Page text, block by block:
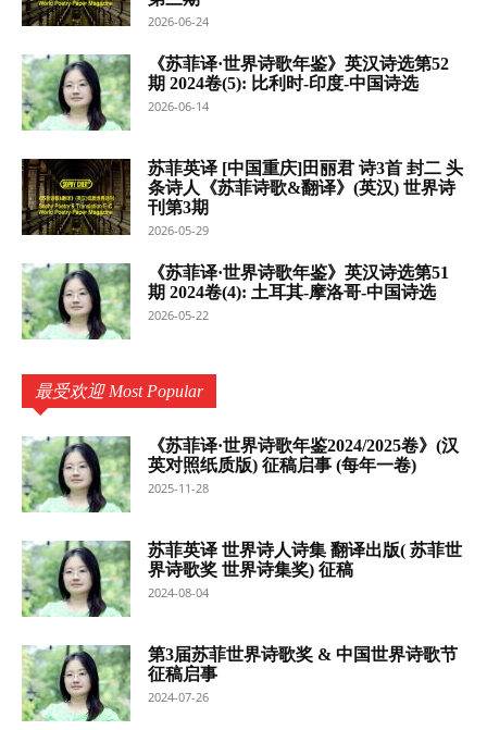
2026-06-24
《苏菲译·世界诗歌年鉴》英汉诗选第52
期 2024卷(5): 比利时-印度-中国诗选
2026-06-14
苏菲英译 [中国重庆]田丽君 诗3首 封二 头
条诗人《苏菲诗歌&翻译》(英汉) 世界诗
刊第3期
2026-05-29
《苏菲译·世界诗歌年鉴》英汉诗选第51
期 2024卷(4): 土耳其-摩洛哥-中国诗选
2026-05-22
最受欢迎 Most Popular
《苏菲译·世界诗歌年鉴2024/2025卷》(汉
英对照纸质版) 征稿启事 (每年一卷)
2025-11-28
苏菲英译 世界诗人诗集 翻译出版( 苏菲世
界诗歌奖 世界诗集奖) 征稿
2024-08-04
第3届苏菲世界诗歌奖 & 中国世界诗歌节
征稿启事
2024-07-26